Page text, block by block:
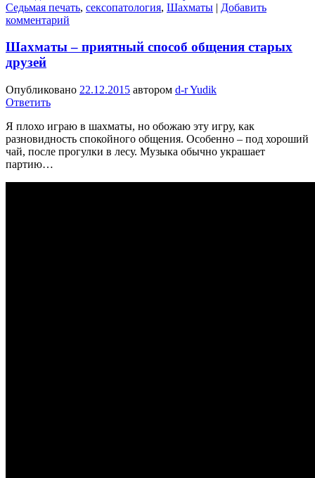
Седьмая печать, сексопатология, Шахматы | Добавить
комментарий
Шахматы – приятный способ общения старых
друзей
Опубликовано 22.12.2015 автором d-r Yudik
Ответить
Я плохо играю в шахматы, но обожаю эту игру, как
разновидность спокойного общения. Особенно – под хороший
чай, после прогулки в лесу. Музыка обычно украшает
партию…